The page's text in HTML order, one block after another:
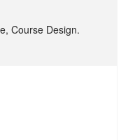
Course Design.